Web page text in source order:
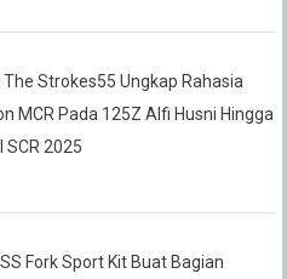
Strokes55 Ungkap Rahasia
MCR Pada 125Z Alfi Husni Hingga
SCR 2025
Fork Sport Kit Buat Bagian